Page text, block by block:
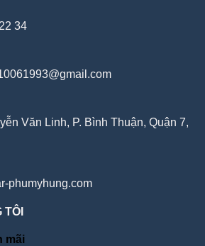
34
Văn Linh, P. Bình Thuận, Quận 7,
phumyhung.com
TÔI
mãi